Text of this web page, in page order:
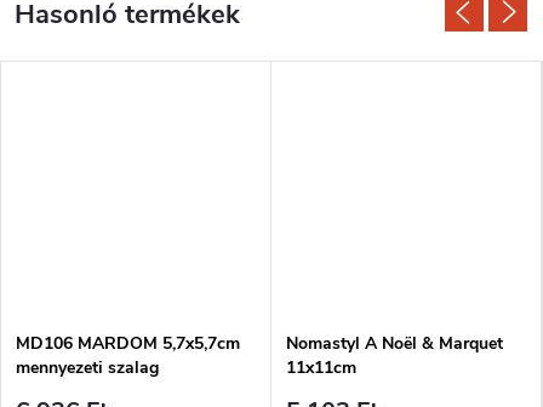
MD106 MARDOM 5,7x5,7cm
mennyezeti szalag
Nomastyl A Noël & Marquet
11x11cm